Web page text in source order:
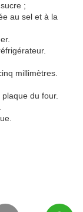
;
au sel et à la
millimètres.
du four.